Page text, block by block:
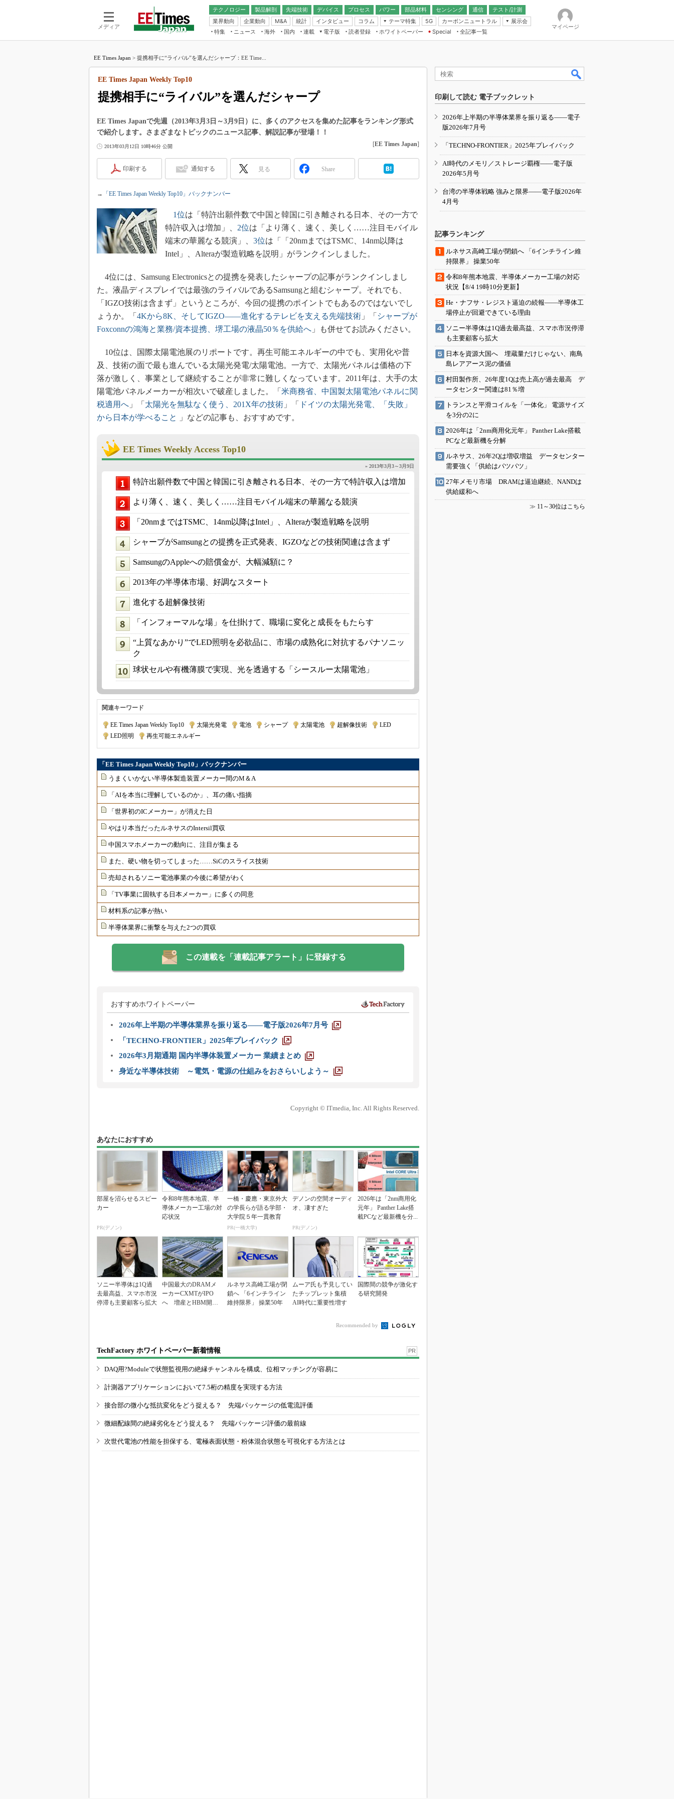
メディア
テクノロジー 製品解剖
先端技術
電池／エネルギー
デバイス
アナログ
マイコン
プロセス パワー 部品材料 センシング
通信
無線
テスト/計測
業界動向
企業動向 M&A 統計 インタビュー コラム
テーマ特集
フィジカルAI
読者調査（EE Times Research）
IoT
エレクトロニクス入門（EDN
Japan）
5G カーボンニュートラル
展示会
IoT・エッジコンピューティング
EXPO
TECHNO-FRONTIER
人とくるま展
特集 ニュース 海外 国内
連載
福田昭のデバイス通信
大山聡の業界スコープ
リタイア直前エンジニアの社会人大
学漂流記
踊るバズワード ～Behind the
この10年で起こったこと、次の10年
で起こること
製品分解で探るアジアの新トレンド
光伝送技術を知る
“異端児エンジニア”が仕掛けた社内
改革、執念の180日
JASA発IoT通信
IHSアナリスト「未来展望」
「英語に愛されないエンジニア」の
ための新行動論
電子版
電子ブックレット
読者登録 ホワイトペーパー
Special
全記事一覧
マイページ
EE Times Japan > 提携相手に“ライバル”を選んだシャープ：EE Time...
提携相手に“ライバル”を選んだシャープ
EE Times Japan Weekly Top10
EE Times Japanで先週（2013年3月3日～3月9日）に、多くのアクセスを集めた記事をランキング形式
で紹介します。さまざまなトピックのニュース記事、解説記事が登場！！
2013年03月12日 10時46分 公開 [EE Times Japan]
印刷する 通知する 見る Share
→ 「EE Times Japan Weekly Top10」バックナンバー
1位は「特許出願件数で中国と韓国に引き離される日本、その一方で
特許収入は増加」、 2位は「より薄く、速く、美しく……注目モバイル
端末の華麗なる競演」、 3位は「「20nmまではTSMC、14nm以降は
Intel」、Alteraが製造戦略を説明」がランクインしました。
4位には、Samsung Electronicsとの提携を発表したシャープの記事がランクインしまし
た。液晶ディスプレイでは最強のライバルであるSamsungと組むシャープ。それでも、
「IGZO技術は含まず」というところが、今回の提携のポイントでもあるのではないでし
ょうか。「 4Kから8K、そしてIGZO――進化するテレビを支える先端技術 」「 シャープが
Foxconnの鴻海と業務/資本提携、堺工場の液晶50％を供給へ 」も併せてお読みください。
10位は、国際太陽電池展のリポートです。再生可能エネルギーの中でも、実用化や普
及、技術の面で最も進んでいる太陽光発電/太陽電池。一方で、太陽光パネルは価格の下
落が激しく、事業として継続することが非常に難しくなっています。2011年は、大手の太
陽電池パネルメーカーが相次いで破産しました。「 米商務省、中国製太陽電池パネルに関
税適用へ 」「 太陽光を無駄なく使う、201X年の技術 」「
ドイツの太陽光発電、「失敗」
から日本が学べること
」などの記事も、おすすめです。
EE Times Weekly Access Top10
» 2013年3月3～3月9日
特許出願件数で中国と韓国に引き離される日本、その一方で特許収入は増加
より薄く、速く、美しく……注目モバイル端末の華麗なる競演
「20nmまではTSMC、14nm以降はIntel」、Alteraが製造戦略を説明
シャープがSamsungとの提携を正式発表、IGZOなどの技術関連は含まず
SamsungのAppleへの賠償金が、大幅減額に？
2013年の半導体市場、好調なスタート
進化する超解像技術
「インフォーマルな場」を仕掛けて、職場に変化と成長をもたらす
“上質なあかり”でLED照明を必欲品に、市場の成熟化に対抗するパナソニッ
ク
球状セルや有機薄膜で実現、光を透過する「シースルー太陽電池」
関連キーワード
EE Times Japan Weekly Top10 太陽光発電 電池 シャープ| 太陽電池 超解像技術 LED
LED照明
再生可能エネルギー
「EE Times Japan Weekly Top10」バックナンバー
うまくいかない半導体製造装置メーカー間のM＆A
「AIを本当に理解しているのか」、耳の痛い指摘
「世界初のICメーカー」が消えた日
やはり本当だったルネサスのIntersil買収
中国スマホメーカーの動向に、注目が集まる
また、硬い物を切ってしまった……SiCのスライス技術
売却されるソニー電池事業の今後に希望がわく
「TV事業に固執する日本メーカー」に多くの同意
材料系の記事が熱い
半導体業界に衝撃を与えた2つの買収
この連載を「連載記事アラート」に登録する
おすすめホワイトペーパー
2026年上半期の半導体業界を振り返る――電子版2026年7月号
「TECHNO-FRONTIER」2025年プレイバック
2026年3月期通期 国内半導体装置メーカー 業績まとめ
身近な半導体技術 ～電気・電源の仕組みをおさらいしよう～
Copyright © ITmedia, Inc. All Rights Reserved.
あなたにおすすめ
部屋を沼らせるスピー
カー
PR(デノン)
令和8年熊本地震、半
導体メーカー工場の対
応状況
一橋・慶應・東京外大
の学長らが語る学部・
大学院５年一貫教育
PR(一橋大学)
デノンの空間オーディ
オ、凄すぎた
PR(デノン)
2026年は「2nm商用化
元年」 Panther Lake搭
載PCなど最新機を分...
ソニー半導体は1Q過
去最高益、スマホ市況
停滞も主要顧客ら拡大
中国最大のDRAMメ
ーカーCXMTがIPO
へ 増産とHBM開発
ルネサス高崎工場が閉
鎖へ 「6インチライン
維持限界」 操業50年
ムーア氏も予見してい
たチップレット集積
AI時代に重要性増す
国際間の競争が激化す
る研究開発
Recommended by
TechFactory ホワイトペーパー新着情報 PR
DAQ用?Moduleで状態監視用の絶縁チャンネルを構成、位相マッチングが容易に
計測器アプリケーションにおいて7.5桁の精度を実現する方法
接合部の微小な抵抗変化をどう捉える？ 先端パッケージの低電流評価
微細配線間の絶縁劣化をどう捉える？ 先端パッケージ評価の最前線
次世代電池の性能を担保する、電極表面状態・粉体混合状態を可視化する方法とは
印刷して読む 電子ブックレット
2026年上半期の半導体業界を振り返る――電子
版2026年7月号
「TECHNO-FRONTIER」2025年プレイバック
AI時代のメモリ／ストレージ覇権――電子版
2026年5月号
台湾の半導体戦略 強みと限界――電子版2026年
4月号
記事ランキング
ルネサス高崎工場が閉鎖へ 「6インチライン維
持限界」 操業50年
令和8年熊本地震、半導体メーカー工場の対応
状況【8/4 19時10分更新】
He・ナフサ・レジスト逼迫の続報――半導体工
場停止が回避できている理由
ソニー半導体は1Q過去最高益、スマホ市況停滞
も主要顧客ら拡大
日本を資源大国へ 埋蔵量だけじゃない、南鳥
島レアアース泥の価値
村田製作所、26年度1Qは売上高が過去最高 デ
ータセンター関連は81％増
トランスと平滑コイルを「一体化」 電源サイズ
を3分の2に
2026年は「2nm商用化元年」 Panther Lake搭載
PCなど最新機を分解
ルネサス、26年2Qは増収増益 データセンター
需要強く「供給はパツパツ」
27年メモリ市場 DRAMは逼迫継続、NANDは
供給緩和へ
≫ 11～30位はこちら